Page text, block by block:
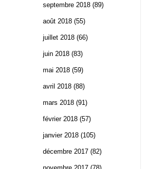
septembre 2018 (89)
août 2018 (55)
juillet 2018 (66)
juin 2018 (83)
mai 2018 (59)
avril 2018 (88)
mars 2018 (91)
février 2018 (57)
janvier 2018 (105)
décembre 2017 (82)